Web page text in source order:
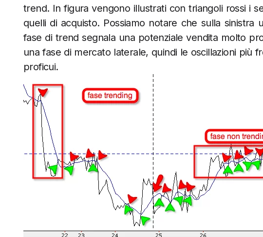
trend. In figura vengono illustrati con triangoli rossi i
quelli di acquisto. Possiamo notare che sulla sinistra
fase di trend segnala una potenziale vendita molto
una fase di mercato laterale, quindi le oscillazioni più
proficui.